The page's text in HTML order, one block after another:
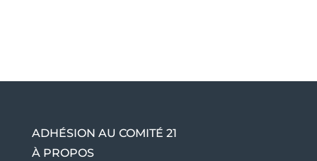
ADHÉSION AU COMITÉ 21
À PROPOS